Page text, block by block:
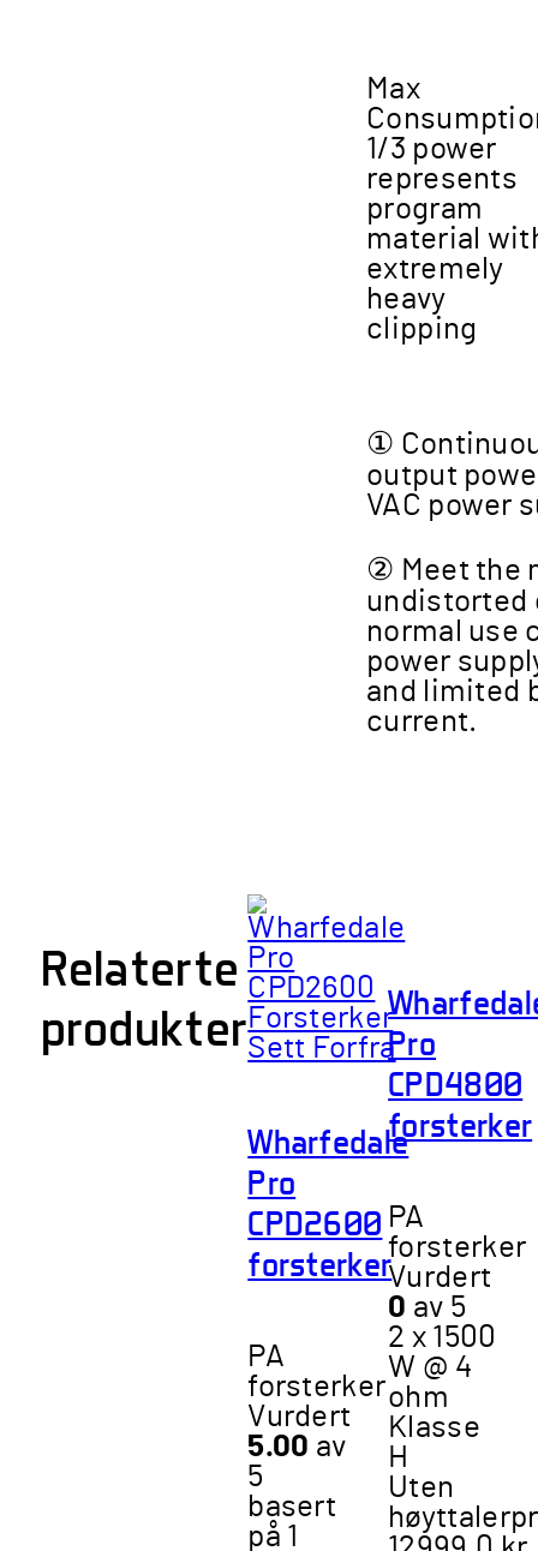
Max
1/3 power
represents
program
material
extremely
heavy
clipping
①
output
VAC power
② Meet the
undistorted
normal use
power
and limited
current.
Relaterte
produkter
Wharfedale
Pro
CPD2600
forsterker
PA
forsterker
Vurdert
5.00 av
5
basert
på 1
Pro
CPD4800
forsterker
PA
forsterker
Vurdert
0 av 5
2 x 1500
W @ 4
ohm
Klasse
H
Uten